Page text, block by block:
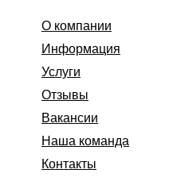
О компании
Информация
Услуги
Отзывы
Вакансии
Наша команда
Контакты